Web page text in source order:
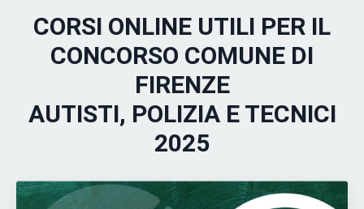
CORSI ONLINE UTILI PER IL
CONCORSO COMUNE DI
FIRENZE
AUTISTI, POLIZIA E TECNICI
2025